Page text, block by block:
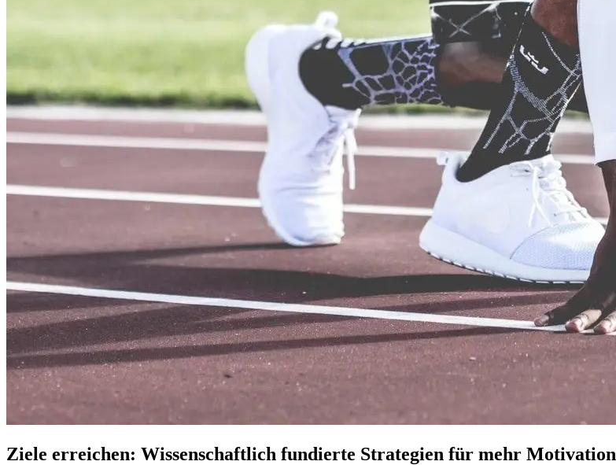
Ziele erreichen: Wissenschaftlich fundierte Strategien für mehr Motivation